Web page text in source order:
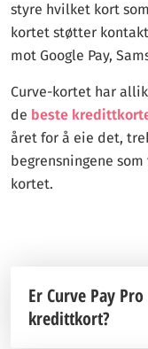
styre hvilket kort
kortet støtter
mot Google Pay,
Curve-kortet har
de beste
året for å eie det,
begrensningene
kortet.
Er Curve Pay
kredittkort?